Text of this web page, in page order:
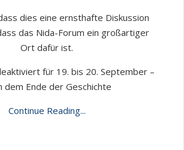
dies eine ernsthafte Diskussion
das Nida-Forum ein großartiger
Ort dafür ist.
für 19. bis 20. September –
dem Ende der Geschichte
Continue Reading...